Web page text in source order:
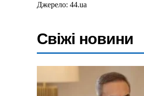
Джерело: 44.ua
Свіжі новини